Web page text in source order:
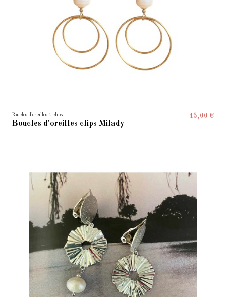
Boucles d'oreilles à clips
Boucles d'oreilles clips Milady
45,00 €